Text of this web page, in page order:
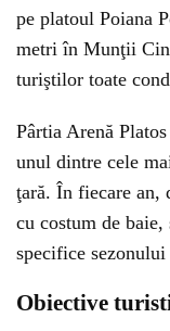
pe platoul Poiana
metri în Munţii
turiştilor toate
Pârtia Arenă
unul dintre cele
ţară. În fiecare an,
cu costum de
specifice sezonului
Obiective